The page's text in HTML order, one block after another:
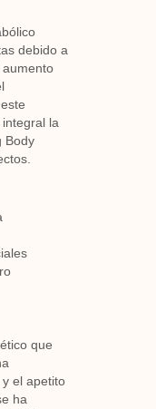
debido a
la
Body
que
el apetito
ha